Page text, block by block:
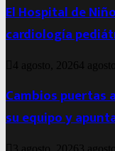
El Hospital de
cardiología
4 agosto, 20264
Cambios puertas
su equipo y
3 agosto, 2026 3